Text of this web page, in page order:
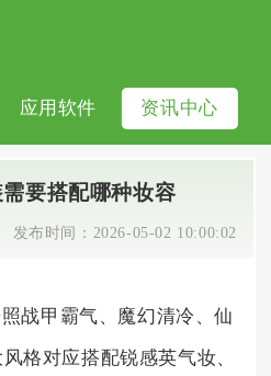
应用软件 资讯中心
要搭配哪种妆容
发布时间： 2026-05-02 10:00:02
战甲霸气、魔幻清冷、仙
格对应搭配锐感英气妆、